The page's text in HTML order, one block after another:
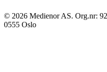
© 2026 Medienor AS. Org.nr:
0555 Oslo